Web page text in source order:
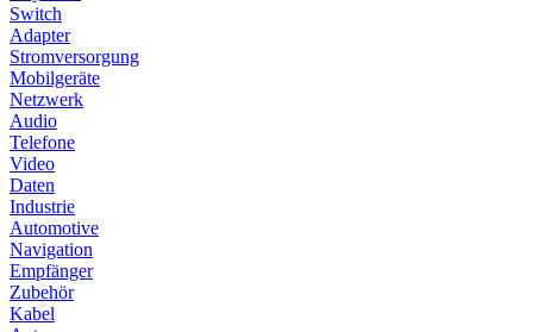
Switch
Adapter
Stromversorgung
Mobilgeräte
Netzwerk
Audio
Telefone
Video
Daten
Industrie
Automotive
Navigation
Empfänger
Zubehör
Kabel